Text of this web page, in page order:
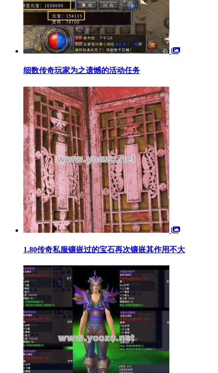
细数传奇玩家为之遗憾的活动任务
1.80传奇私服镶嵌过的宝石再次镶嵌其作用不大